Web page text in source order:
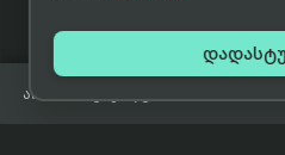
არ არის გაყიდვაში